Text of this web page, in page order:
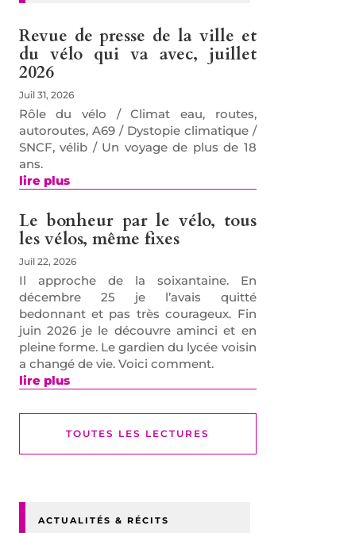
Revue de presse de la ville et
du vélo qui va avec, juillet
2026
Juil 31, 2026
Rôle du vélo / Climat eau, routes,
autoroutes, A69 / Dystopie climatique /
SNCF, vélib / Un voyage de plus de 18
ans.
lire plus
Le bonheur par le vélo, tous
les vélos, même fixes
Juil 22, 2026
Il approche de la soixantaine. En
décembre 25 je l’avais quitté
bedonnant et pas très courageux. Fin
juin 2026 je le découvre aminci et en
pleine forme. Le gardien du lycée voisin
a changé de vie. Voici comment.
lire plus
TOUTES LES LECTURES
ACTUALITÉS & RÉCITS